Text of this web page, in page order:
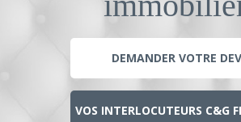
DEMANDER VOTRE
VOS INTERLOCUTEURS C&G